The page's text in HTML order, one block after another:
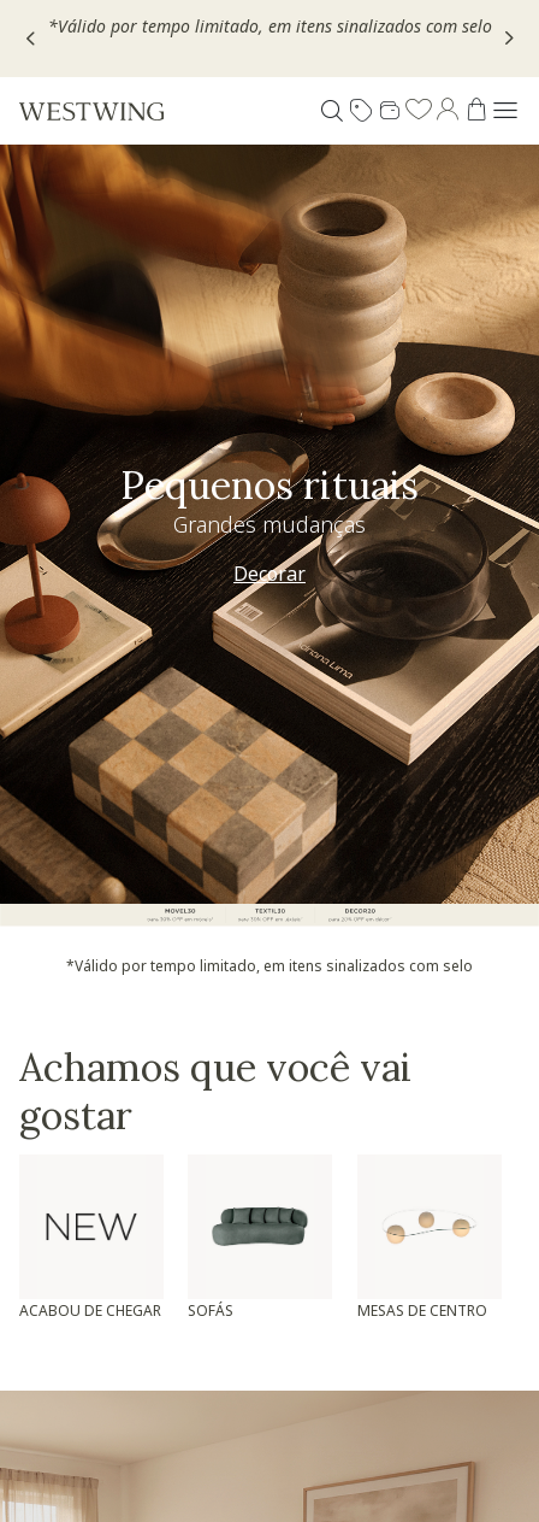
Escolha seu VOUCHER e ganhe até 30% OFF*: useMOVEL30,
Pequenos rituais
Grandes mudanças
Decorar
*Válido por tempo limitado, em itens sinalizados com selo
Achamos que você vai
gostar
ACABOU DE CHEGAR SOFÁS MESAS DE CENTRO